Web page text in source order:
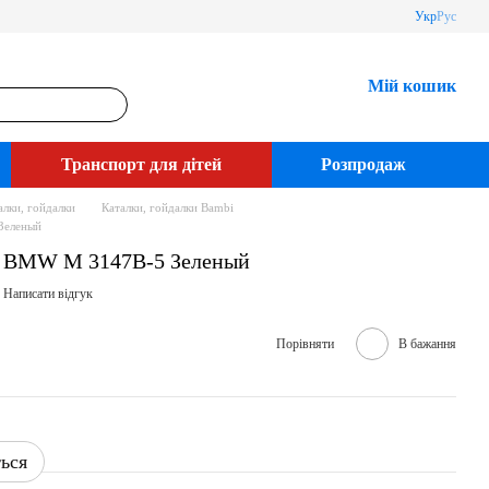
УкрРус
Мій кошик
Транспорт для дітей Розпродаж
гойдалки
Каталки, гойдалки Bambi
BMW M 3147B-5 Зеленый
Написати відгук
Порівняти В бажання